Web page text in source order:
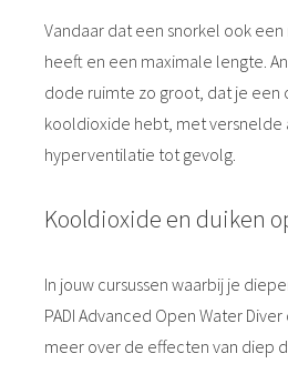
Vandaar dat een snorkel ook
heeft en een maximale lengte.
dode ruimte zo groot, dat je een
kooldioxide hebt, met versnelde
hyperventilatie tot gevolg.
Kooldioxide en duiken
In jouw cursussen waarbij je
PADI Advanced Open Water
meer over de effecten van diep